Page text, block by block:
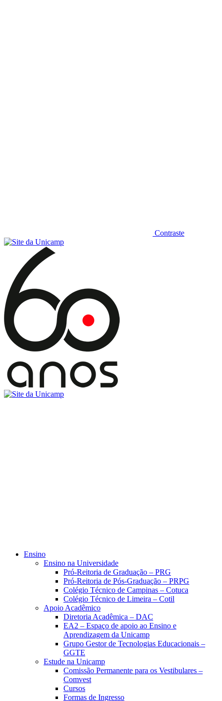
Contraste
Ensino
Ensino na Universidade
Pró-Reitoria de Graduação – PRG
Pró-Reitoria de Pós-Graduação – PRPG
Colégio Técnico de Campinas – Cotuca
Colégio Técnico de Limeira – Cotil
Apoio Acadêmico
Diretoria Acadêmica – DAC
EA2 – Espaço de apoio ao Ensino e
Aprendizagem da Unicamp
Grupo Gestor de Tecnologias Educacionais –
GGTE
Estude na Unicamp
Comissão Permanente para os Vestibulares –
Comvest
Cursos
Formas de Ingresso